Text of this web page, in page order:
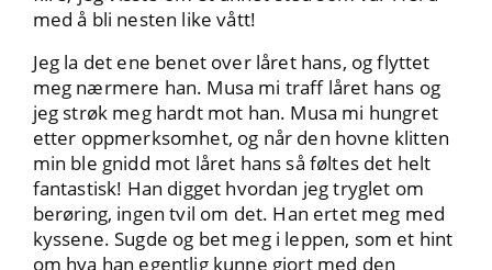
med å bli nesten like vått!
Jeg la det ene benet over låret hans, og flyttet
meg nærmere han. Musa mi traff låret hans og
jeg strøk meg hardt mot han. Musa mi hungret
etter oppmerksomhet, og når den hovne klitten
min ble gnidd mot låret hans så føltes det helt
fantastisk! Han digget hvordan jeg tryglet om
berøring, ingen tvil om det. Han ertet meg med
kyssene. Sugde og bet meg i leppen, som et hint
om hva han egentlig kunne gjort med den